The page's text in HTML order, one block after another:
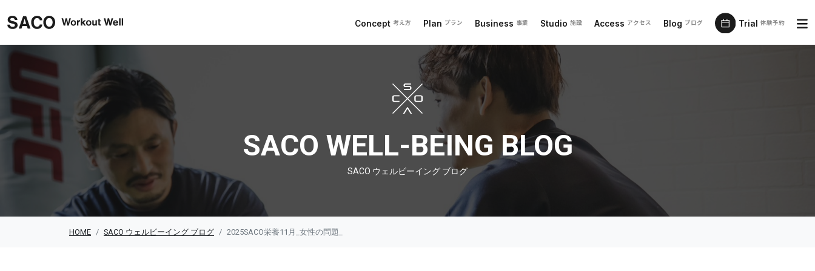
Concept 考え方 Plan プラン Business 事業 Studio 施設 Access アクセス Blog ブログ Trial 体験予約
SACO ウェルビーイング ブログ
SACO WELL-BEING BLOG
SACO ウェルビーイング ブログ
HOME SACO ウェルビーイング ブログ 2025SACO栄養11月_女性の問題_